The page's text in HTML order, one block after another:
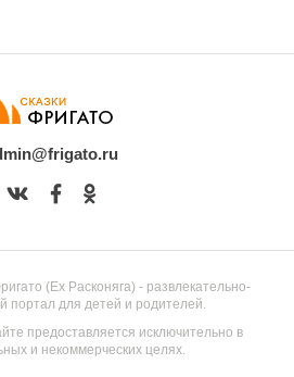
(Ex Расконяга) - развлекательно-
портал для детей и родителей.
предоставляется исключительно в
и некоммерческих целях.